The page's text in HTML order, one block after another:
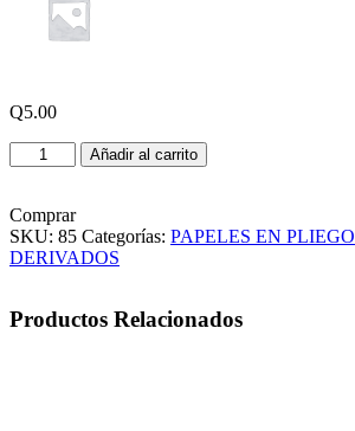
Q5.00
PLIEGO
DE
ARCOIRIS
LISO
AQUA
Añadir al carrito
Comprar
SKU: 85 Categorías: PAPELES EN PLIEGO
DERIVADOS
Productos Relacionados